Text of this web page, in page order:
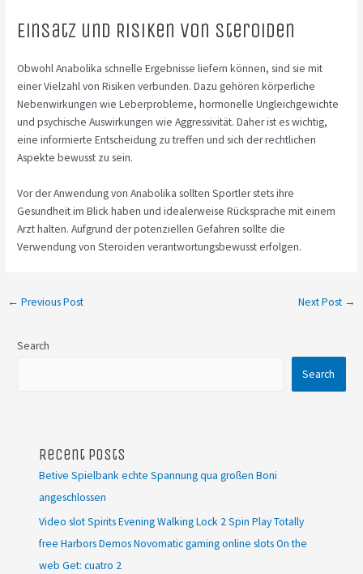
Einsatz und Risiken von Steroiden
Obwohl Anabolika schnelle Ergebnisse liefern können, sind sie mit
einer Vielzahl von Risiken verbunden. Dazu gehören körperliche
Nebenwirkungen wie Leberprobleme, hormonelle Ungleichgewichte
und psychische Auswirkungen wie Aggressivität. Daher ist es wichtig,
eine informierte Entscheidung zu treffen und sich der rechtlichen
Aspekte bewusst zu sein.
Vor der Anwendung von Anabolika sollten Sportler stets ihre
Gesundheit im Blick haben und idealerweise Rücksprache mit einem
Arzt halten. Aufgrund der potenziellen Gefahren sollte die
Verwendung von Steroiden verantwortungsbewusst erfolgen.
← Previous Post Next Post →
Search
Search
Recent Posts
Betive Spielbank echte Spannung qua großen Boni
angeschlossen
Video slot Spirits Evening Walking Lock 2 Spin Play Totally
free Harbors Demos Novomatic gaming online slots On the
web Get: cuatro 2